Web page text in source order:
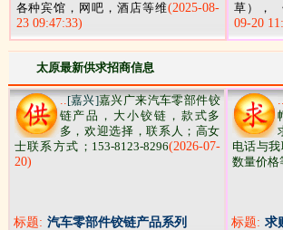
各种宾馆，网吧，酒店等维(2025-08-
23 09:47:33)
草），
09-20
太原最新供求招商信息
..[嘉兴]嘉兴广来汽车零部件铰
链产品，大小铰链，款式多
多，欢迎选择，联系人；高女
士联系方式；153-8123-8296(2026-07-
20)
标题: 汽车零部件铰链产品系列
..
电话与
数量价格
标题: 求